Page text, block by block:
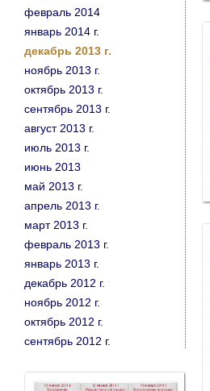
февраль 2014
январь 2014 г.
декабрь 2013 г.
ноябрь 2013 г.
октябрь 2013 г.
сентябрь 2013 г.
август 2013 г.
июль 2013 г.
июнь 2013
май 2013 г.
апрель 2013 г.
март 2013 г.
февраль 2013 г.
январь 2013 г.
декабрь 2012 г.
ноябрь 2012 г.
октябрь 2012 г.
сентябрь 2012 г.